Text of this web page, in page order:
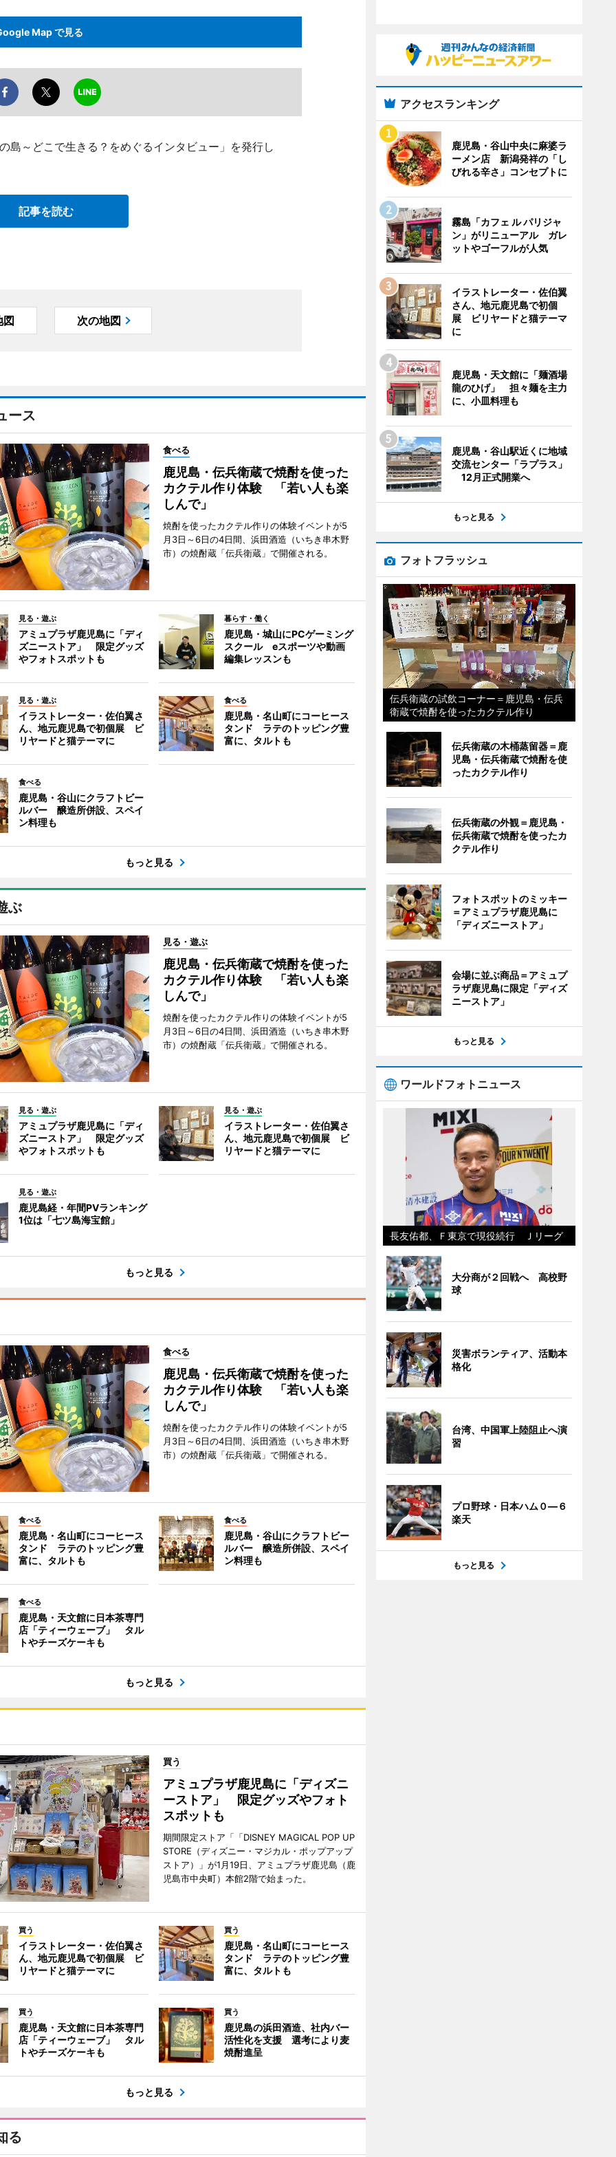
Map で見る
島～どこで生きる？をめぐるインタビュー」を発行し
記事を読む
図 次の地図
ース
食べる
鹿児島・伝兵衛蔵で焼酎を使った
カクテル作り体験 「若い人も楽
しんで」
焼酎を使ったカクテル作りの体験イベントが5
月3日～6日の4日間、浜田酒造（いちき串木野
市）の焼酎蔵「伝兵衛蔵」で開催される。
見る・遊ぶ
アミュプラザ鹿児島に「ディ
ズニーストア」 限定グッズ
やフォトスポットも
暮らす・働く
鹿児島・城山にPCゲーミング
スクール eスポーツや動画
編集レッスンも
見る・遊ぶ
イラストレーター・佐伯翼さ
ん、地元鹿児島で初個展 ビ
リヤードと猫テーマに
食べる
鹿児島・名山町にコーヒース
タンド ラテのトッピング豊
富に、タルトも
食べる
鹿児島・谷山にクラフトビー
ルバー 醸造所併設、スペイ
ン料理も
もっと見る
ぶ
見る・遊ぶ
鹿児島・伝兵衛蔵で焼酎を使った
カクテル作り体験 「若い人も楽
しんで」
焼酎を使ったカクテル作りの体験イベントが5
月3日～6日の4日間、浜田酒造（いちき串木野
市）の焼酎蔵「伝兵衛蔵」で開催される。
見る・遊ぶ
アミュプラザ鹿児島に「ディ
ズニーストア」 限定グッズ
やフォトスポットも
見る・遊ぶ
イラストレーター・佐伯翼さ
ん、地元鹿児島で初個展 ビ
リヤードと猫テーマに
見る・遊ぶ
鹿児島経・年間PVランキング
1位は「七ツ島海宝館」
もっと見る
食べる
鹿児島・伝兵衛蔵で焼酎を使った
カクテル作り体験 「若い人も楽
しんで」
焼酎を使ったカクテル作りの体験イベントが5
月3日～6日の4日間、浜田酒造（いちき串木野
市）の焼酎蔵「伝兵衛蔵」で開催される。
食べる
鹿児島・名山町にコーヒース
タンド ラテのトッピング豊
富に、タルトも
食べる
鹿児島・谷山にクラフトビー
ルバー 醸造所併設、スペイ
ン料理も
食べる
鹿児島・天文館に日本茶専門
店「ティーウェーブ」 タル
トやチーズケーキも
もっと見る
買う
アミュプラザ鹿児島に「ディズニ
ーストア」 限定グッズやフォト
スポットも
期間限定ストア「「DISNEY MAGICAL POP UP
STORE（ディズニー・マジカル・ポップアップ
ストア）」が1月19日、アミュプラザ鹿児島（鹿
児島市中央町）本館2階で始まった。
買う
イラストレーター・佐伯翼さ
ん、地元鹿児島で初個展 ビ
リヤードと猫テーマに
買う
鹿児島・名山町にコーヒース
タンド ラテのトッピング豊
富に、タルトも
買う
鹿児島・天文館に日本茶専門
店「ティーウェーブ」 タル
トやチーズケーキも
買う
鹿児島の浜田酒造、社内バー
活性化を支援 選考により麦
焼酎進呈
もっと見る
る
アクセスランキング
鹿児島・谷山中央に麻婆ラ
ーメン店 新潟発祥の「し
びれる辛さ」コンセプトに
霧島「カフェ ル パリジャ
ン」がリニューアル ガレ
ットやゴーフルが人気
イラストレーター・佐伯翼
さん、地元鹿児島で初個
展 ビリヤードと猫テーマ
に
鹿児島・天文館に「麺酒場
龍のひげ」 担々麺を主力
に、小皿料理も
鹿児島・谷山駅近くに地域
交流センター「ラプラス」
12月正式開業へ
もっと見る
フォトフラッシュ
伝兵衛蔵の試飲コーナー＝鹿児島・伝兵
衛蔵で焼酎を使ったカクテル作り
伝兵衛蔵の木桶蒸留器＝鹿
児島・伝兵衛蔵で焼酎を使
ったカクテル作り
伝兵衛蔵の外観＝鹿児島・
伝兵衛蔵で焼酎を使ったカ
クテル作り
フォトスポットのミッキー
＝アミュプラザ鹿児島に
「ディズニーストア」
会場に並ぶ商品＝アミュプ
ラザ鹿児島に限定「ディズ
ニーストア」
もっと見る
ワールドフォトニュース
長友佑都、Ｆ東京で現役続行 Ｊリーグ
大分商が２回戦へ 高校野
球
災害ボランティア、活動本
格化
台湾、中国軍上陸阻止へ演
習
プロ野球・日本ハム０―６
楽天
もっと見る